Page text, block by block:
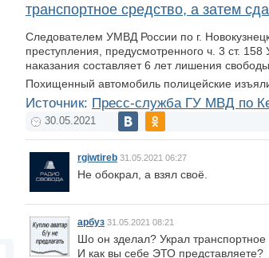
транспортное средство, а затем
Следователем УМВД России по г.
преступления, предусмотренного ч. 3 ст.
наказания составляет 6 лет лишения свободы.
Похищенный автомобиль полицейские
Источник: Пресс-служба ГУ МВД по
30.05.2021
rgiwtireb 31.05.2021 06:27
Не обокрал, а взял своё.
арбуз 31.05.2021 08:21
Шо он зделал? Украл транспортное
И как вы себе ЭТО представляете?